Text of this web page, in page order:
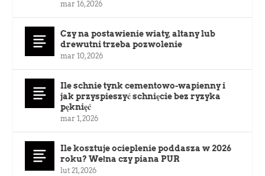
mar 16, 2026
Czy na postawienie wiaty, altany lub
drewutni trzeba pozwolenie
mar 10, 2026
Ile schnie tynk cementowo-wapienny i
jak przyspieszyć schnięcie bez ryzyka
pęknięć
mar 1, 2026
Ile kosztuje ocieplenie poddasza w 2026
roku? Wełna czy piana PUR
lut 21, 2026